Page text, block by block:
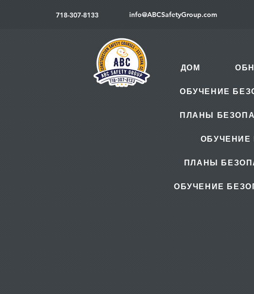
718-307-8133 info@ABCSafetyGroup.com
ДОМ
ОБУЧЕНИЕ
ПЛАНЫ
ОБУЧЕНИЕ
ПЛАНЫ
ОБУЧЕНИЕ